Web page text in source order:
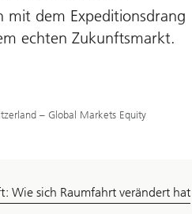
mit dem Expeditionsdrang
echten Zukunftsmarkt.
– Global Markets Equity
Wie sich Raumfahrt verändert hat